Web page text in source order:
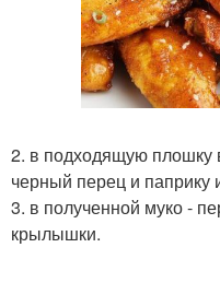
2. в подходящую плошку
черный перец и паприку
3. в полученной муко -
крылышки.